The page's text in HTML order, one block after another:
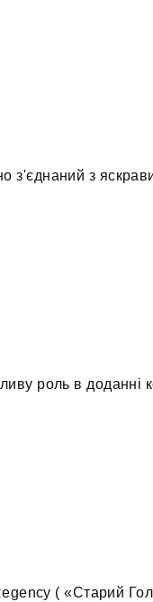
з'єднаний з
роль в доданні
( «Старий